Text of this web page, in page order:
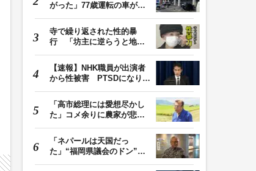
がった」77歳運転の車が立
寺で繰り返された性的暴
行 「坊主に逆らうと地獄
【速報】NHK職員が出演者
から性被害 PTSDになり休
「高市総理には愛想尽かし
た」コメ余りに農家が悲
「ネパールは天国だっ
た」“福岡県議会のドン”蔵